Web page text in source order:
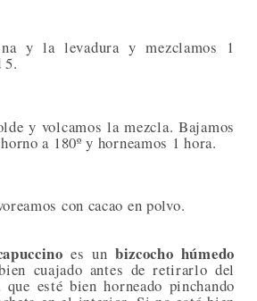
y la levadura y mezclamos 1
5.
y volcamos la mezcla. Bajamos
a 180º y horneamos 1 hora.
con cacao en polvo.
es un bizcocho húmedo
cuajado antes de retirarlo del
que esté bien horneado pinchando